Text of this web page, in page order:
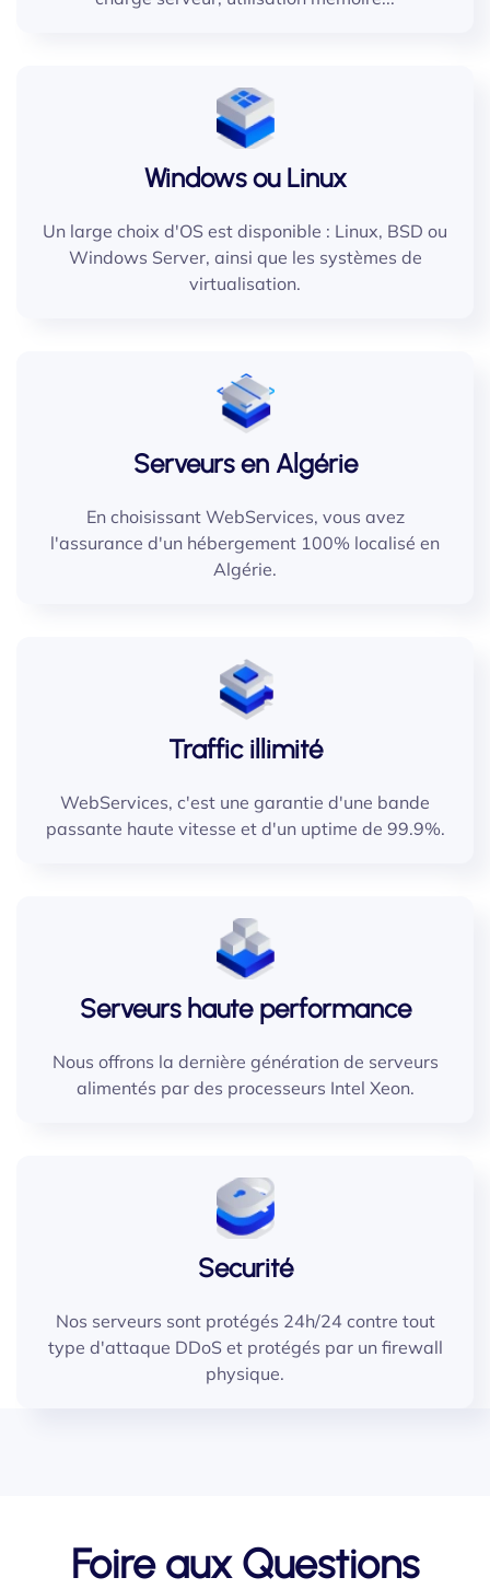
Windows ou Linux
Un large choix d'OS est disponible : Linux, BSD ou
Windows Server, ainsi que les systèmes de
virtualisation.
Serveurs en Algérie
En choisissant WebServices, vous avez
l'assurance d'un hébergement 100% localisé en
Algérie.
Traffic illimité
WebServices, c'est une garantie d'une bande
passante haute vitesse et d'un uptime de 99.9%.
Serveurs haute performance
Nous offrons la dernière génération de serveurs
alimentés par des processeurs Intel Xeon.
Securité
Nos serveurs sont protégés 24h/24 contre tout
type d'attaque DDoS et protégés par un firewall
physique.
Foire aux Questions